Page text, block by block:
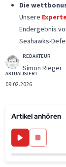
Die
Unsere
Endergebnis
Seahawks-
REDAKTEUR
Simon Rieger
AKTUALISIERT
09.02.2026
Artikel anhören